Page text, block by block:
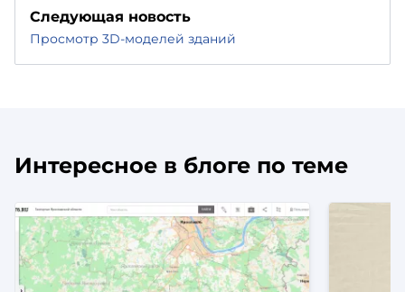
Следующая новость
Просмотр 3D-моделей зданий
Интересное в блоге по теме